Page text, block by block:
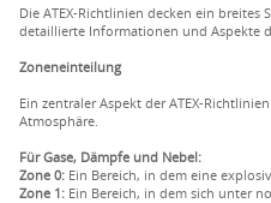
Die ATEX-Richtlinien decken ein
detaillierte Informationen und Aspekte
Zoneneinteilung
Ein zentraler Aspekt der ATEX-
Atmosphäre.
Für Gase, Dämpfe und Nebel:
Zone 0: Ein Bereich, in dem eine
Zone 1: Ein Bereich, in dem sich unter